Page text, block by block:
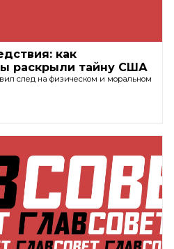
как
раскрыли тайну США
след на физическом и моральном